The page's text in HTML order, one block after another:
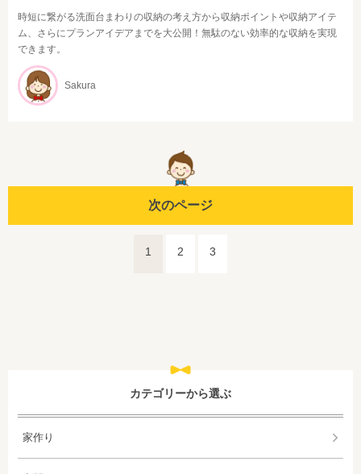
時短に繋がる洗面台まわりの収納の考え方から収納ポイントや収納アイテ
ム、さらにプランアイデアまでを大公開！無駄のない効率的な収納を実現
できます。
Sakura
次のページ
1 2 3
カテゴリーから選ぶ
家作り